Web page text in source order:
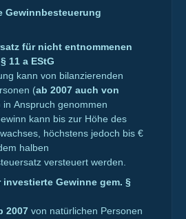
Gewinnbesteuerung
für nicht entnommenen
11 a EStG
kann von bilanzierenden
(ab 2007 auch von
in Anspruch genommen
kann bis zur Höhe des
höchstens jedoch bis €
halben
versteuert werden.
investierte Gewinne gem. §
2007 von natürlichen Personen